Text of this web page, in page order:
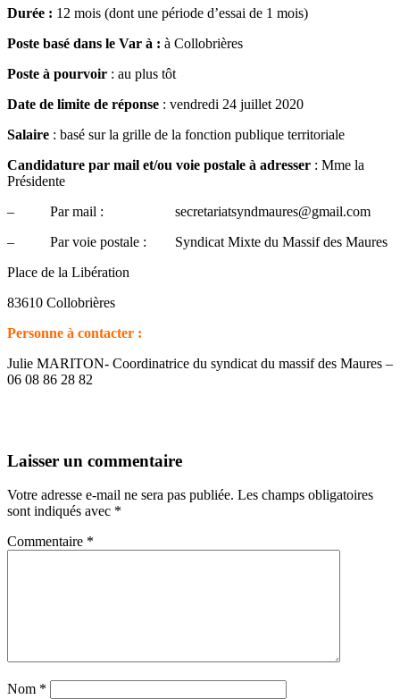
Durée : 12 mois (dont une période d’essai de 1 mois)
Poste basé dans le Var à : à Collobrières
Poste à pourvoir : au plus tôt
Date de limite de réponse : vendredi 24 juillet 2020
Salaire : basé sur la grille de la fonction publique territoriale
Candidature par mail et/ou voie postale à adresser : Mme la
Présidente
– Par mail : secretariatsyndmaures@gmail.com
– Par voie postale : Syndicat Mixte du Massif des Maures
Place de la Libération
83610 Collobrières
Personne à contacter :
Julie MARITON- Coordinatrice du syndicat du massif des Maures –
06 08 86 28 82
Laisser un commentaire
Votre adresse e-mail ne sera pas publiée. Les champs obligatoires
sont indiqués avec *
Commentaire *
Nom *